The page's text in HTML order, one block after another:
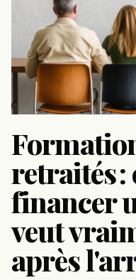
retraités :
financer
veut
après